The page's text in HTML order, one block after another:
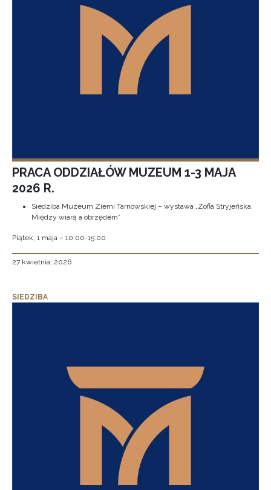
PRACA ODDZIAŁÓW MUZEUM 1-3 MAJA
2026 R.
Siedziba Muzeum Ziemi Tarnowskiej – wystawa „Zofia Stryjeńska.
Między wiarą a obrzędem”
Piątek, 1 maja – 10:00-15:00
27 kwietnia, 2026
SIEDZIBA